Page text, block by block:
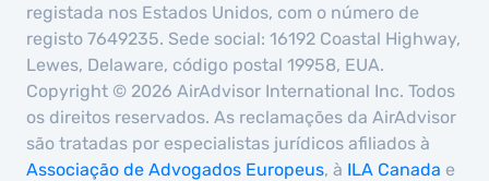
registada nos Estados Unidos, com o número de
registo 7649235. Sede social: 16192 Coastal Highway,
Lewes, Delaware, código postal 19958, EUA.
Copyright © 2026 AirAdvisor International Inc. Todos
os direitos reservados. As reclamações da AirAdvisor
são tratadas por especialistas jurídicos afiliados à
Associação de Advogados Europeus, à ILA Canada e